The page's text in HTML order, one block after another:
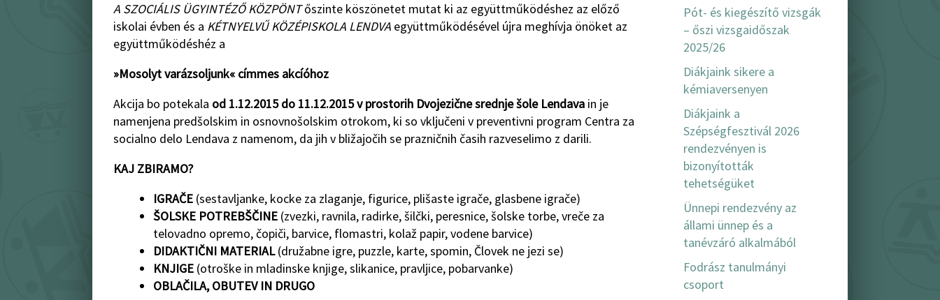
A SZOCIÁLIS ÜGYINTÉZŐ KÖZPÖNTőszinte köszönetet mutat ki az együttműködéshez az előző
iskolai évben és a KÉTNYELVŰ KÖZÉPISKOLA LENDVA együttműködésével újra meghívja önöket az
együttműködéshéz a
»Mosolyt varázsoljunk« címmes akcíóhoz
Akcija bo potekala od 1.12.2015 do 11.12.2015 v prostorih Dvojezične srednje šole Lendava in je
namenjena predšolskim in osnovnošolskim otrokom, ki so vključeni v preventivni program Centra za
socialno delo Lendava z namenom, da jih v bližajočih se prazničnih časih razveselimo z darili.
KAJ ZBIRAMO?
IGRAČE (sestavljanke, kocke za zlaganje, figurice, plišaste igrače, glasbene igrače)
ŠOLSKE POTREBŠČINE (zvezki, ravnila, radirke, šilčki, peresnice, šolske torbe, vreče za
telovadno opremo, čopiči, barvice, flomastri, kolaž papir, vodene barvice)
DIDAKTIČNI MATERIAL(družabne igre, puzzle, karte, spomin, Človek ne jezi se)
KNJIGE (otroške in mladinske knjige, slikanice, pravljice, pobarvanke)
OBLAČILA, OBUTEV IN DRUGO
Pót- és kiegészítő vizsgák
– őszi vizsgaidőszak
2025/26
Diákjaink sikere a
kémiaversenyen
Diákjaink a
Szépségfesztivál 2026
rendezvényen is
bizonyították
tehetségüket
Ünnepi rendezvény az
állami ünnep és a
tanévzáró alkalmából
Fodrász tanulmányi
csoport